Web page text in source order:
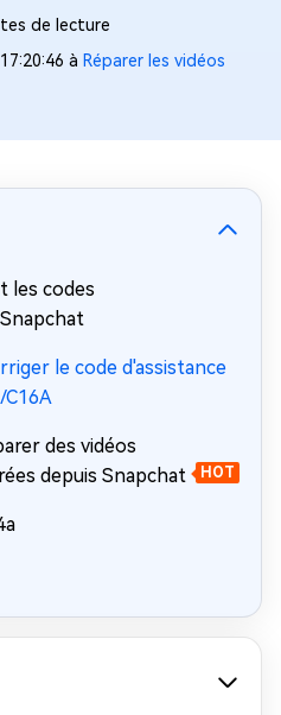
de lecture
à Réparer les vidéos
les codes
le code d'assistance
des vidéos
depuis Snapchat
HOT